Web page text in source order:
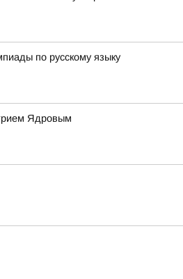
по русскому языку
Ядровым